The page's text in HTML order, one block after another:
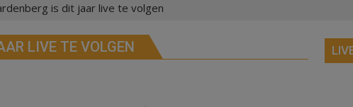
is dit jaar live te volgen
LIVE TE VOLGEN